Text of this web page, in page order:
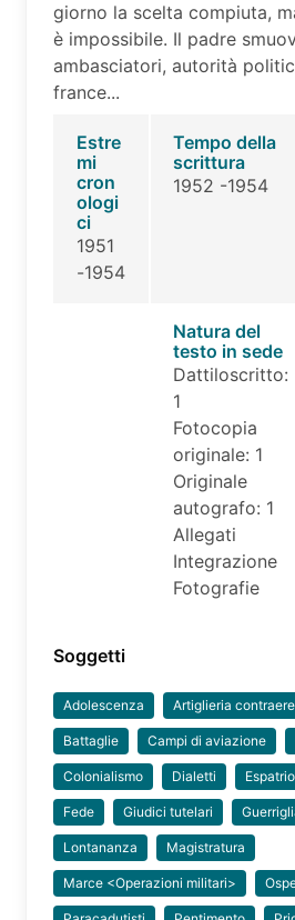
giorno la scelta compiuta,
è impossibile. Il padre
ambasciatori, autorità
france...
Estre
mi
cron
ologi
ci
1951
-1954
Tempo della
scrittura
1952 -1954
Natura del
testo in sede
Dattiloscritto:
1
Fotocopia
originale: 1
Originale
autografo: 1
Allegati
Integrazione
Fotografie
Soggetti
Adolescenza Artiglieria
Battaglie Campi di aviazione
Colonialismo Dialetti Espatrio
Fede Giudici tutelari
Lontananza Magistratura
Marce <Operazioni militari>